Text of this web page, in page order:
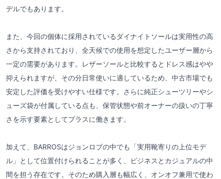
デルでもあります。
また、今回の個体に採用されているダイナイトソールは実用性の高
さから支持されており、全天候での使用を想定したユーザー層から
一定の需要があります。レザーソールと比較するとドレス感はやや
抑えられますが、その分日常使いに適しているため、中古市場でも
安定した評価を受けやすい仕様です。さらに純正シューツリーやシ
ューズ袋が付属している点も、保管状態や前オーナーの扱いの丁寧
さを示す要素としてプラスに働きます。
加えて、BARROSはジョンロブの中でも「実用靴寄りの上位モデ
ル」として位置付けられることが多く、ビジネスとカジュアルの中
間を担う存在です。そのため購入層も幅広く、オンオフ兼用で使わ